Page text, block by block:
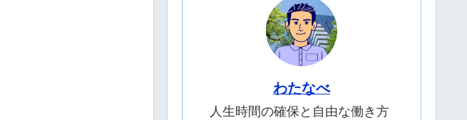
わたなべ
人生時間の確保と自由な働き方